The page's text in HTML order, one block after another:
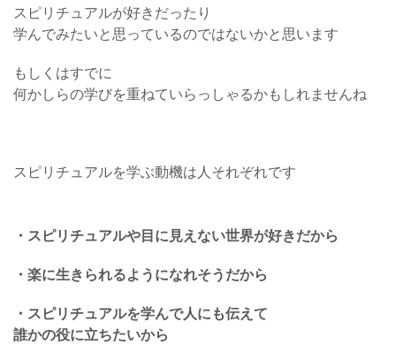
スピリチュアルが好きだったり
学んでみたいと思っているのではないかと思います
もしくはすでに
何かしらの学びを重ねていらっしゃるかもしれませんね
スピリチュアルを学ぶ動機は人それぞれです
・スピリチュアルや目に見えない世界が好きだから
・楽に生きられるようになれそうだから
・スピリチュアルを学んで人にも伝えて
誰かの役に立ちたいから